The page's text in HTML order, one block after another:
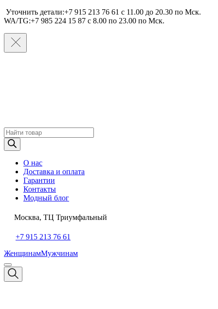
Уточнить детали:+7 915 213 76 61 c 11.00 до 20.30 по Мcк.
WA/TG:+7 985 224 15 87 c 8.00 по 23.00 по Мcк.
Поиск
товаров
О нас
Доставка и оплата
Гарантии
Контакты
Модный блог
Москва, ТЦ Триумфальный
+7 915 213 76 61
ЖенщинамМужчинам